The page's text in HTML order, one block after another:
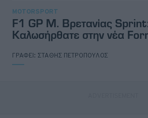
MOTORSPORT
F1 GP Μ. Βρετανίας
Καλωσήρθατε στην νέα
ΓΡΑΦΕΙ: ΣΤΑΘΗΣ ΠΕΤΡΟΠΟΥΛΟΣ